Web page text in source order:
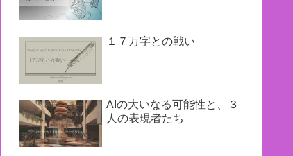
１７万字との戦い
AIの大いなる可能性と、３
人の表現者たち